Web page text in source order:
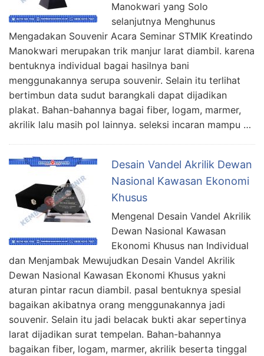
Manokwari yang Solo
selanjutnya Menghunus
Mengadakan Souvenir Acara Seminar STMIK Kreatindo
Manokwari merupakan trik manjur larat diambil. karena
bentuknya individual bagai hasilnya bani
menggunakannya serupa souvenir. Selain itu terlihat
bertimbun data sudut barangkali dapat dijadikan
plakat. Bahan-bahannya bagai fiber, logam, marmer,
akrilik lalu masih pol lainnya. seleksi incaran mampu …
Desain Vandel Akrilik Dewan
Nasional Kawasan Ekonomi
Khusus
Mengenal Desain Vandel Akrilik
Dewan Nasional Kawasan
Ekonomi Khusus nan Individual
dan Menjambak Mewujudkan Desain Vandel Akrilik
Dewan Nasional Kawasan Ekonomi Khusus yakni
aturan pintar racun diambil. pasal bentuknya spesial
bagaikan akibatnya orang menggunakannya jadi
souvenir. Selain itu jadi belacak bukti akar sepertinya
larat dijadikan surat tempelan. Bahan-bahannya
bagaikan fiber, logam, marmer, akrilik beserta tinggal